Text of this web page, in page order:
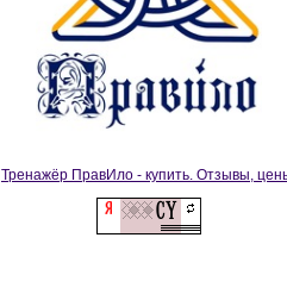
Тренажёр ПравИло - купить. Отзывы,